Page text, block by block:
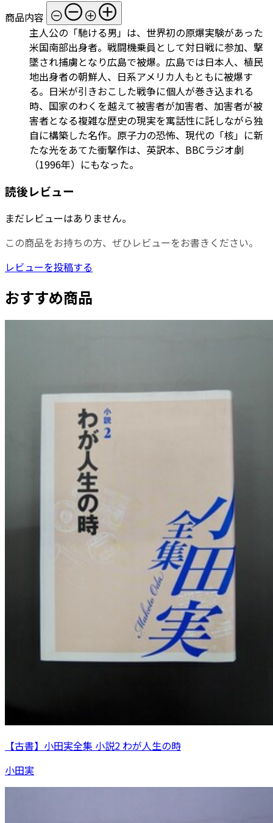
商品内容
主人公の「馳ける男」は、世界初の原爆実験があった
米国南部出身者。戦闘機乗員として対日戦に参加、撃
墜され捕虜となり広島で被爆。広島では日本人、植民
地出身者の朝鮮人、日系アメリカ人もともに被爆す
る。日米が引きおこした戦争に個人が巻き込まれる
時、国家のわくを越えて被害者が加害者、加害者が被
害者となる複雑な歴史の現実を寓話性に託しながら独
自に構築した名作。原子力の恐怖、現代の「核」に新
たな光をあてた衝撃作は、英訳本、BBCラジオ劇
（1996年）にもなった。
読後レビュー
まだレビューはありません。
この商品をお持ちの方、ぜひレビューをお書きください。
レビューを投稿する
おすすめ商品
【古書】小田実全集 小説2 わが人生の時
小田実